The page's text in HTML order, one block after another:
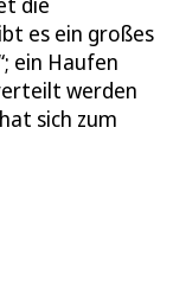
es ein großes
ein Haufen
werden
sich zum